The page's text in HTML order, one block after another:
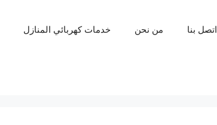
اتصل بنا من نحن خدمات كهربائي المنازل